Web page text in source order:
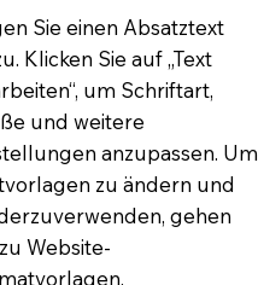
Sie einen Absatztext
Klicken Sie auf „Text
um Schriftart,
und weitere
anzupassen. Um
zu ändern und
gehen
Website-